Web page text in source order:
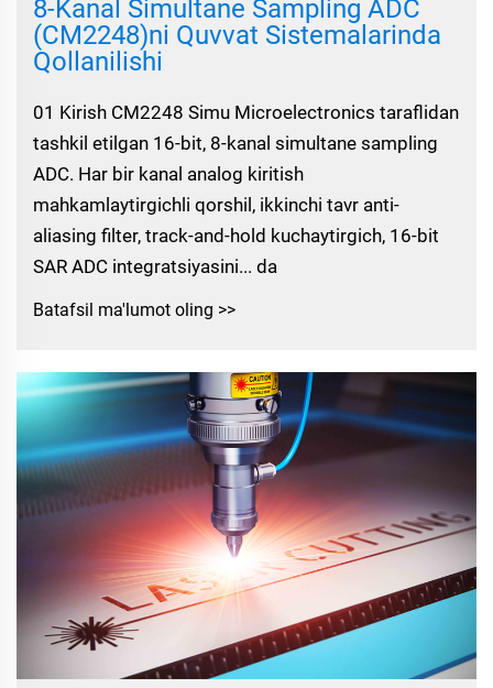
8-Kanal Simultane Sampling ADC
(CM2248)ni Quvvat Sistemalarinda
Qollanilishi
01 Kirish CM2248 Simu Microelectronics taraflidan
tashkil etilgan 16-bit, 8-kanal simultane sampling
ADC. Har bir kanal analog kiritish
mahkamlaytirgichli qorshil, ikkinchi tavr anti-
aliasing filter, track-and-hold kuchaytirgich, 16-bit
SAR ADC integratsiyasini... da
Batafsil ma'lumot oling >>